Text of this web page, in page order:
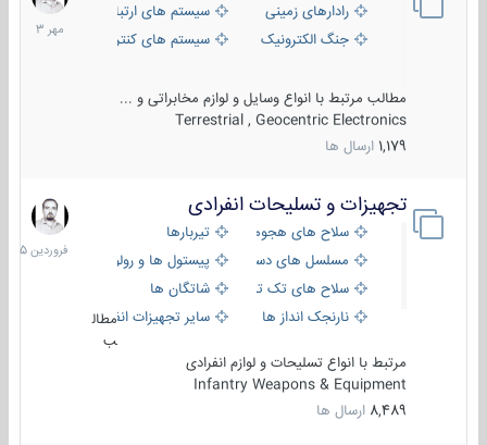
رادارهای زمینی
سیستم های ارتباطی و جمع آوری
جنگ الکترونیک
سیستم های کنترل آتش و تجهیزات
مطالب مرتبط با انواع وسایل و لوازم مخابراتی و ...
Terrestrial , Geocentric Electronics
1,179 ارسال ها
مهر
1403
تجهیزات و تسلیحات انفرادی
سلاح های هجومی
تیربارها
مسلسل های دستی
پیستول ها و رولورها
سلاح های تک تیر اندازیشاتگان ها
نارنجک انداز ها
سایر تجهیزات انفرادی
مطال
ب
مرتبط با انواع تسلیحات و لوازم انفرادی
Infantry Weapons & Equipment
8,489 ارسال ها
17
فروردین
1405